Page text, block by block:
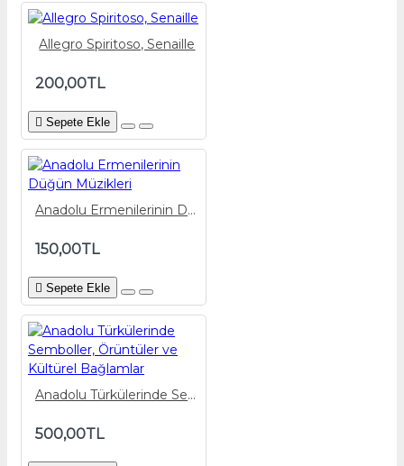
Allegro Spiritoso, Senaille
200,00TL
Sepete Ekle
Anadolu Ermenilerinin Düğün Müzikleri
150,00TL
Sepete Ekle
Anadolu Türkülerinde Semboller, Örüntüler ve Kültürel Bağlamlar
500,00TL